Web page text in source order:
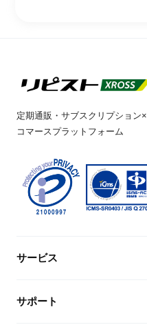
定期通販・サブスクリプション×
コマースプラットフォーム
サービス
リピストXについて
サポート